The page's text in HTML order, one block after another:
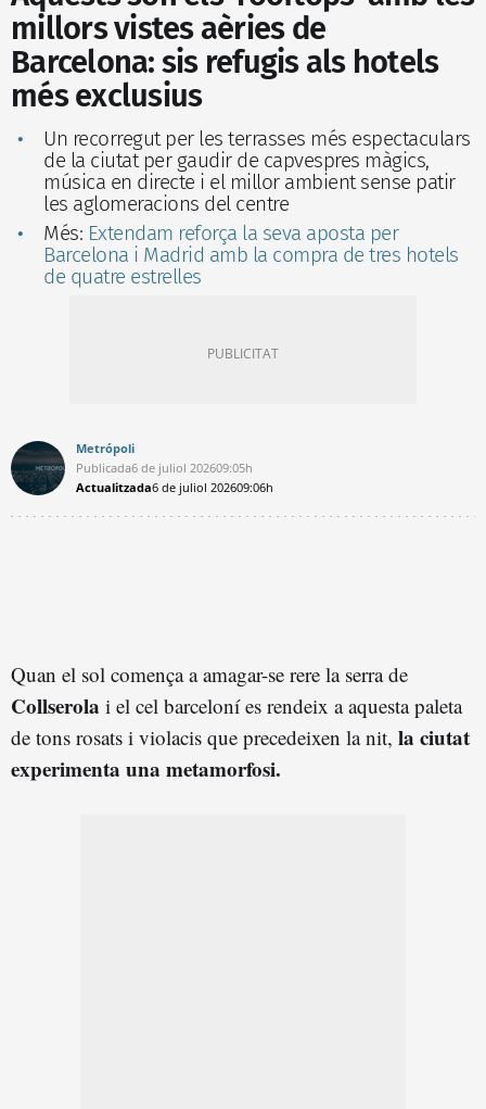
millors vistes aèries de
Barcelona: sis refugis als hotels
més exclusius
Un recorregut per les terrasses més espectaculars
de la ciutat per gaudir de capvespres màgics,
música en directe i el millor ambient sense patir
les aglomeracions del centre
Més: Extendam reforça la seva aposta per
Barcelona i Madrid amb la compra de tres hotels
de quatre estrelles
Metrópoli
Publicada6 de juliol 202609:05h
Actualitzada6 de juliol 202609:06h
Quan el sol comença a amagar-se rere la serra de
Collserola i el cel barceloní es rendeix a aquesta paleta
de tons rosats i violacis que precedeixen la nit, la ciutat
experimenta una metamorfosi.